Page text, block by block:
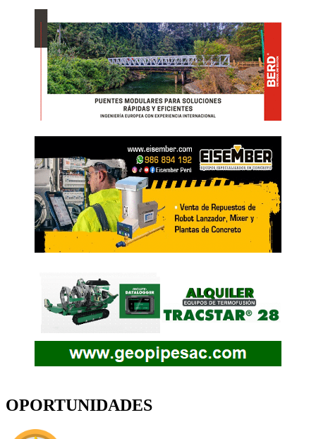
OPORTUNIDADES